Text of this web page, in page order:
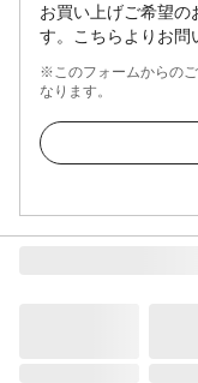
お買い上げご希望の
す。こちらよりお問
※このフォームからの
なります。